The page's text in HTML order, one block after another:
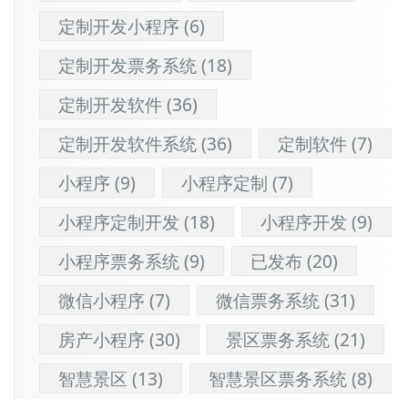
定制开发小程序(6)
定制开发票务系统(18)
定制开发软件(36)
定制开发软件系统(36) 定制软件(7)
小程序(9) 小程序定制 (7)
小程序定制开发 (18) 小程序开发 (9)
小程序票务系统(9) 已发布(20)
微信小程序(7) 微信票务系统(31)
房产小程序(30) 景区票务系统(21)
智慧景区 (13) 智慧景区票务系统(8)